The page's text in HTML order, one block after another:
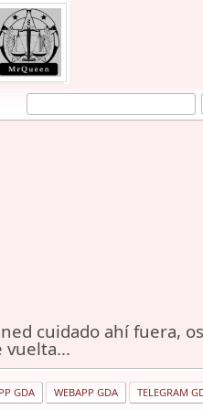
cuidado ahí fuera,
vuelta...
GDA WEBAPP GDA TELEGRAM